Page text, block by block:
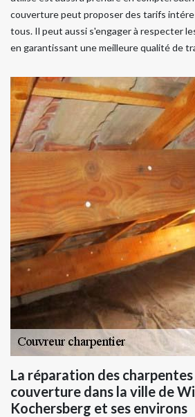
couverture peut proposer des tarifs
tous. Il peut aussi s'engager à respecter
en garantissant une meilleure qualité de
La réparation des
couverture dans la ville de
Kochersberg et ses environs